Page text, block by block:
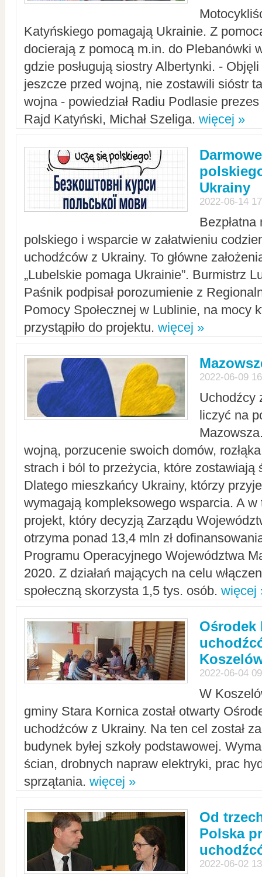
Katyńskiego pomagają Ukrainie. Z
docierają z pomocą m.in. do Plebanówki
gdzie posługują siostry Albertynki. -
jeszcze przed wojną, nie zostawili sióstr
wojna - powiedział Radiu Podlasie
Rajd Katyński, Michał Szeliga. więcej »
Ukrainy
2022-06-14
polskiego i wsparcie w załatwieniu
uchodźców z Ukrainy. To główne
„Lubelskie pomaga Ukrainie”. Burmistrz
Paśnik podpisał porozumienie z
Pomocy Społecznej w Lublinie, na mocy
przystąpiło do projektu. więcej »
2022-06-09
Uchodźcy
liczyć na
wojną, porzucenie swoich domów,
strach i ból to przeżycia, które zostawiają
Dlatego mieszkańcy Ukrainy, którzy
wymagają kompleksowego wsparcia. A w
projekt, który decyzją Zarządu
otrzyma ponad 13,4 mln zł
Programu Operacyjnego Województwa
2020. Z działań mających na celu
społeczną skorzysta 1,5 tys. osób. więcej
Ośrodek
2022-06-04
W
gminy Stara Kornica został otwarty
uchodźców z Ukrainy. Na ten cel został
budynek byłej szkoły podstawowej.
ścian, drobnych napraw elektryki, prac
sprzątania. więcej »
Od
Polska
2022-06-02